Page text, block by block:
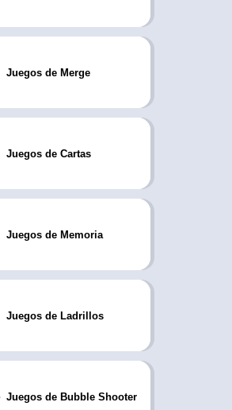
Juegos de Merge
Juegos de Cartas
Juegos de Memoria
Juegos de Ladrillos
Juegos de Bubble Shooter